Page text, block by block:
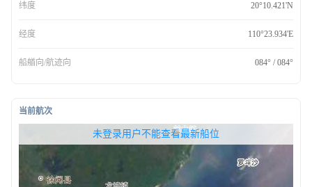
纬度 20°10.421'N
经度 110°23.934'E
船艏向/航迹向 084° / 084°
当前航次
未登录用户不能查看最新船位
无权查看最新船位，请联系开通